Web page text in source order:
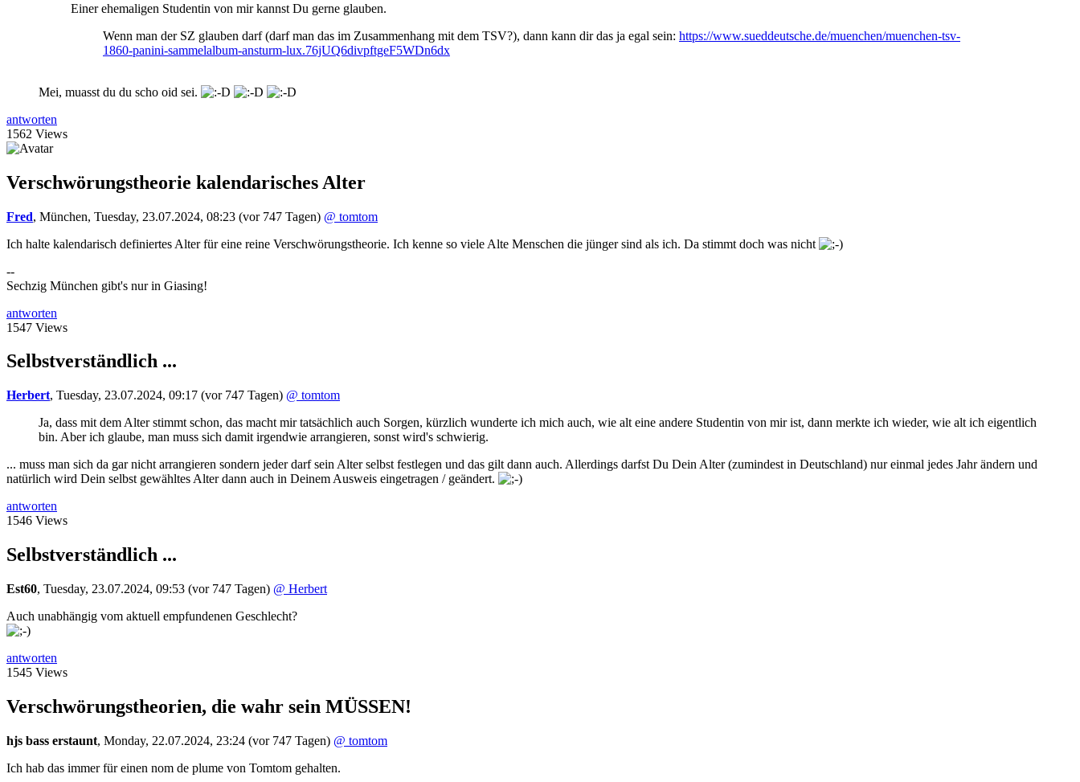
Einer ehemaligen Studentin von mir kannst Du gerne glauben.
Wenn man der SZ glauben darf (darf man das im Zusammenhang mit dem TSV?), dann kann dir das ja egal sein: https://www.sueddeutsche.de/muenchen/muenchen-tsv-
1860-panini-sammelalbum-ansturm-lux.76jUQ6divpftgeF5WDn6dx
Mei, muasst du du scho oid sei.
antworten
1562 Views
Verschwörungstheorie kalendarisches Alter
Fred, München, Tuesday, 23.07.2024, 08:23 (vor 747 Tagen) @ tomtom
Ich halte kalendarisch definiertes Alter für eine reine Verschwörungstheorie. Ich kenne so viele Alte Menschen die jünger sind als ich. Da stimmt doch was nicht
--
Sechzig München gibt's nur in Giasing!
antworten
1547 Views
Selbstverständlich ...
Herbert, Tuesday, 23.07.2024, 09:17 (vor 747 Tagen) @ tomtom
Ja, dass mit dem Alter stimmt schon, das macht mir tatsächlich auch Sorgen, kürzlich wunderte ich mich auch, wie alt eine andere Studentin von mir ist, dann merkte ich wieder, wie alt ich eigentlich
bin. Aber ich glaube, man muss sich damit irgendwie arrangieren, sonst wird's schwierig.
... muss man sich da gar nicht arrangieren sondern jeder darf sein Alter selbst festlegen und das gilt dann auch. Allerdings darfst Du Dein Alter (zumindest in Deutschland) nur einmal jedes Jahr ändern und
natürlich wird Dein selbst gewähltes Alter dann auch in Deinem Ausweis eingetragen / geändert.
antworten
1546 Views
Selbstverständlich ...
Est60, Tuesday, 23.07.2024, 09:53 (vor 747 Tagen) @ Herbert
Auch unabhängig vom aktuell empfundenen Geschlecht?
antworten
1545 Views
Verschwörungstheorien, die wahr sein MÜSSEN!
hjs bass erstaunt, Monday, 22.07.2024, 23:24 (vor 747 Tagen) @ tomtom
Ich hab das immer für einen nom de plume von Tomtom gehalten.